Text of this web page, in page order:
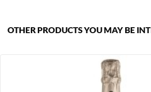
OTHER PRODUCTS YOU MAY BE